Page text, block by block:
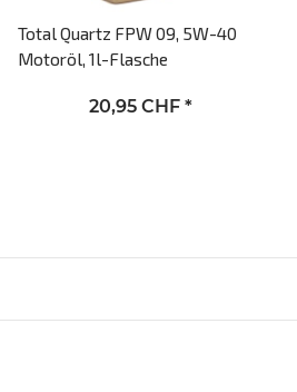
Total Quartz FPW 09, 5W-40
Motoröl, 1l-Flasche
20,95 CHF *